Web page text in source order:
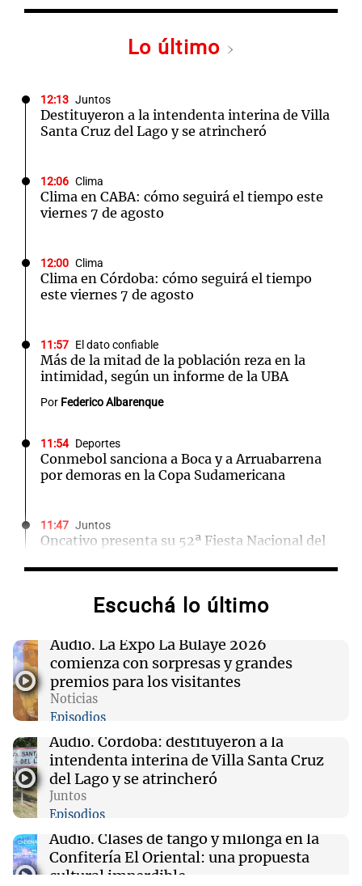
Lo último
12:13 Juntos
Destituyeron a la intendenta interina de Villa
Santa Cruz del Lago y se atrincheró
12:06 Clima
Clima en CABA: cómo seguirá el tiempo este
viernes 7 de agosto
12:00 Clima
Clima en Córdoba: cómo seguirá el tiempo
este viernes 7 de agosto
11:57 El dato confiable
Más de la mitad de la población reza en la
intimidad, según un informe de la UBA
Por Federico Albarenque
11:54 Deportes
Conmebol sanciona a Boca y a Arruabarrena
por demoras en la Copa Sudamericana
11:47 Juntos
Oncativo presenta su 52ª Fiesta Nacional del
premium"
"Tiene que haber una reglamentación": el
reclamo del Kennel Club por los criaderos de
perros
11:39 Mundo
Un hombre se enfrenta al brote de ébola más
veloz de la historia sin recibir salario
11:38 Sociedad
Una joven vivió un aterrador momento en un
micro: denunció que un pasajero se masturbó
frente a ella
Escuchá lo último
Audio. La Expo La Bulaye 2026
comienza con sorpresas y grandes
premios para los visitantes
Noticias
Episodios
Audio. Córdoba: destituyeron a la
intendenta interina de Villa Santa Cruz
del Lago y se atrincheró
Juntos
Episodios
Audio. Clases de tango y milonga en la
Confitería El Oriental: una propuesta
cultural imperdible